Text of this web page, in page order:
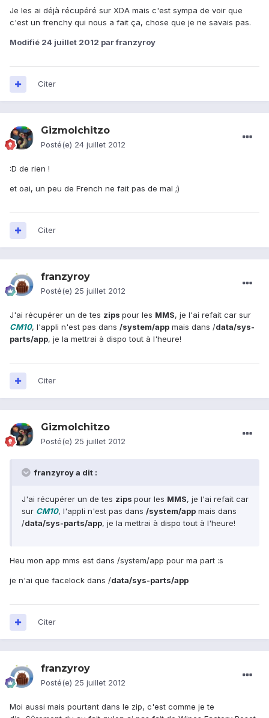
Je les ai déjà récupéré sur XDA mais c'est sympa de voir que
c'est un frenchy qui nous a fait ça, chose que je ne savais pas.
Modifié 24 juillet 2012 par franzyroy
Citer
GizmoIchitzo
Posté(e) 24 juillet 2012
:D de rien !
et oai, un peu de French ne fait pas de mal ;)
Citer
franzyroy
Posté(e) 25 juillet 2012
J'ai récupérer un de tes zips pour les MMS, je l'ai refait car sur
CM10, l'appli n'est pas dans /system/app mais dans /data/sys-
parts/app, je la mettrai à dispo tout à l'heure!
Citer
GizmoIchitzo
Posté(e) 25 juillet 2012
franzyroy a dit :
J'ai récupérer un de tes zips pour les MMS, je l'ai refait car
sur CM10, l'appli n'est pas dans /system/app mais dans
/data/sys-parts/app, je la mettrai à dispo tout à l'heure!
Heu mon app mms est dans /system/app pour ma part :s
je n'ai que facelock dans /data/sys-parts/app
Citer
franzyroy
Posté(e) 25 juillet 2012
Moi aussi mais pourtant dans le zip, c'est comme je te